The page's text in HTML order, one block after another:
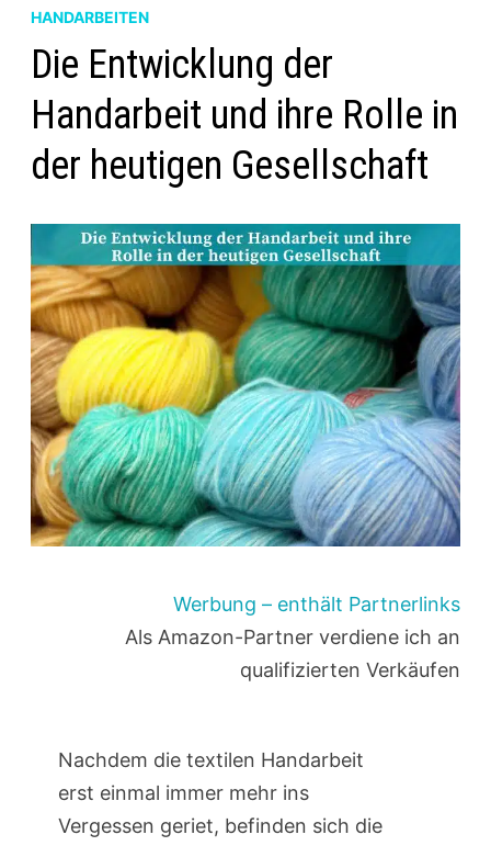
HANDARBEITEN
Die Entwicklung der
Handarbeit und ihre Rolle in
der heutigen Gesellschaft
Werbung – enthält Partnerlinks
Als Amazon-Partner verdiene ich an
qualifizierten Verkäufen
Nachdem die textilen Handarbeit
erst einmal immer mehr ins
Vergessen geriet, befinden sich die